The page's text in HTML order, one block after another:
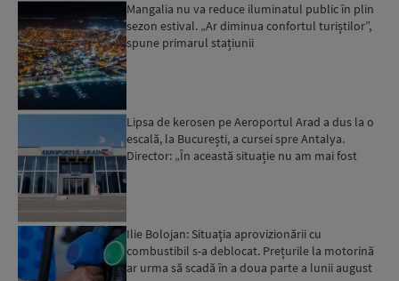
Mangalia nu va reduce iluminatul public în plin
sezon estival. „Ar diminua confortul turiștilor”,
spune primarul stațiunii
Lipsa de kerosen pe Aeroportul Arad a dus la o
escală, la București, a cursei spre Antalya.
Director: „În această situație nu am mai fost
Ilie Bolojan: Situaţia aprovizionării cu
combustibil s-a deblocat. Prețurile la motorină
ar urma să scadă în a doua parte a lunii august